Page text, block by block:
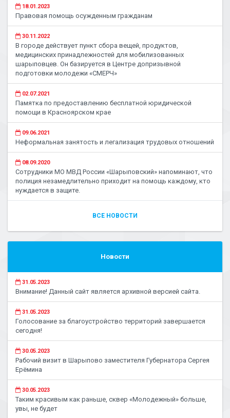
18.01.2023
Правовая помощь осужденным гражданам
30.11.2022
В городе действует пункт сбора вещей, продуктов,
медицинских принадлежностей для мобилизованных
шарыповцев. Он базируется в Центре допризывной
подготовки молодежи «СМЕРЧ»
02.07.2021
Памятка по предоставлению бесплатной юридической
помощи в Красноярском крае
09.06.2021
Неформальная занятость и легализация трудовых отношений
08.09.2020
Сотрудники МО МВД России «Шарыповский» напоминают, что
полиция незамедлительно приходит на помощь каждому, кто
нуждается в защите.
ВСЕ НОВОСТИ
Новости
31.05.2023
Внимание! Данный сайт является архивной версией сайта.
31.05.2023
Голосование за благоустройство территорий завершается
сегодня!
30.05.2023
Рабочий визит в Шарыпово заместителя Губернатора Сергея
Ерёмина
30.05.2023
Таким красивым как раньше, сквер «Молодежный» больше,
увы, не будет